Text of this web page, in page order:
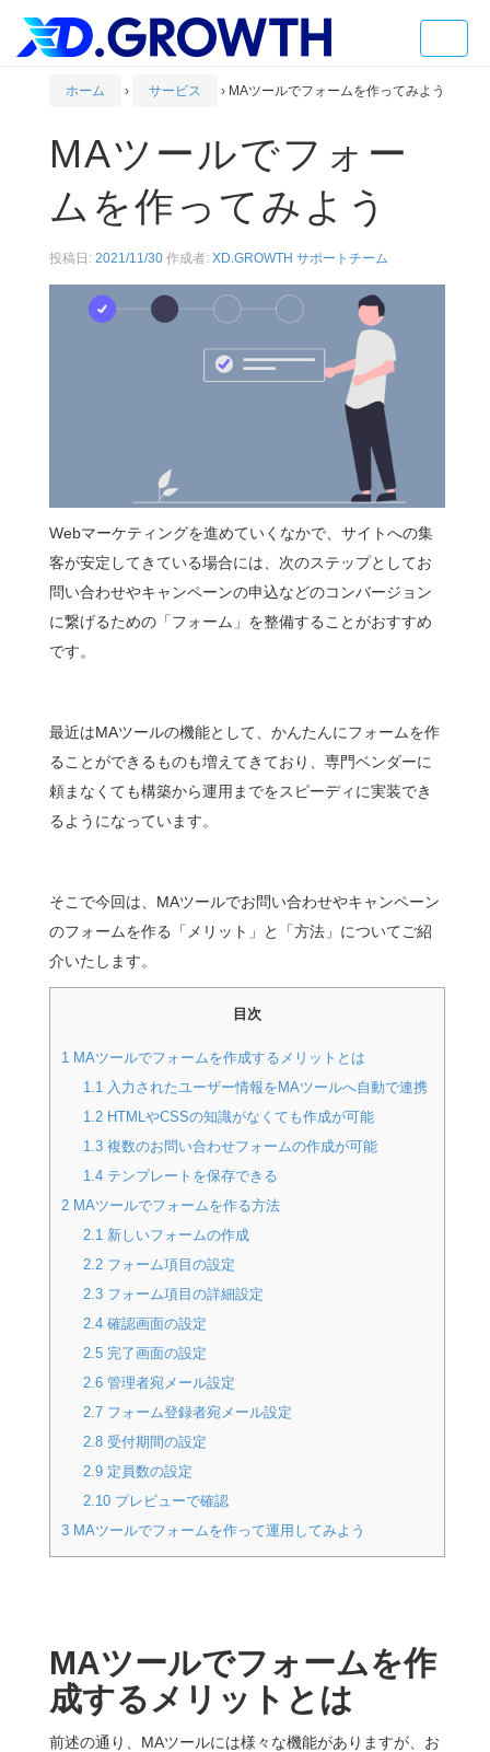
ホーム › サービス › MAツールでフォームを作ってみよう
MAツールでフォー
ムを作ってみよう
投稿日: 2021/11/30作成者: XD.GROWTH サポートチーム
Webマーケティングを進めていくなかで、サイトへの集
客が安定してきている場合には、次のステップとしてお
問い合わせやキャンペーンの申込などのコンバージョン
に繋げるための「フォーム」を整備することがおすすめ
です。
最近はMAツールの機能として、かんたんにフォームを作
ることができるものも増えてきており、専門ベンダーに
頼まなくても構築から運用までをスピーディに実装でき
るようになっています。
そこで今回は、MAツールでお問い合わせやキャンペーン
のフォームを作る「メリット」と「方法」についてご紹
介いたします。
目次
1MAツールでフォームを作成するメリットとは
1.1入力されたユーザー情報をMAツールへ自動で連携
1.2HTMLやCSSの知識がなくても作成が可能
1.3複数のお問い合わせフォームの作成が可能
1.4テンプレートを保存できる
2MAツールでフォームを作る方法
2.1新しいフォームの作成
2.2フォーム項目の設定
2.3フォーム項目の詳細設定
2.4確認画面の設定
2.5完了画面の設定
2.6管理者宛メール設定
2.7フォーム登録者宛メール設定
2.8受付期間の設定
2.9定員数の設定
2.10プレビューで確認
3MAツールでフォームを作って運用してみよう
MAツールでフォームを作
成するメリットとは
前述の通り、MAツールには様々な機能がありますが、お